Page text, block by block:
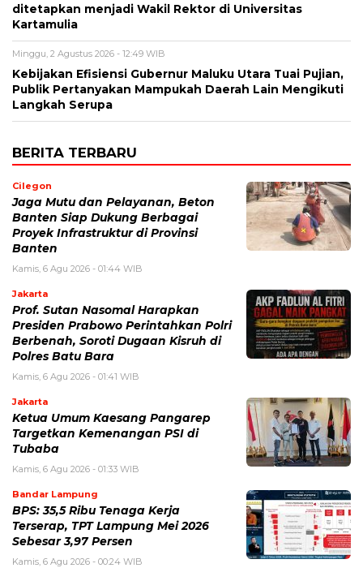
ditetapkan menjadi Wakil Rektor di Universitas
Kartamulia
Minggu, 2 Agustus 2026 - 12:49 WIB
Kebijakan Efisiensi Gubernur Maluku Utara Tuai Pujian,
Publik Pertanyakan Mampukah Daerah Lain Mengikuti
Langkah Serupa
BERITA TERBARU
Cilegon
Jaga Mutu dan Pelayanan, Beton
Banten Siap Dukung Berbagai
Proyek Infrastruktur di Provinsi
Banten
Kamis, 6 Agu 2026 - 01:44 WIB
Jakarta
Prof. Sutan Nasomal Harapkan
Presiden Prabowo Perintahkan Polri
Berbenah, Soroti Dugaan Kisruh di
Polres Batu Bara
Kamis, 6 Agu 2026 - 01:41 WIB
Jakarta
Ketua Umum Kaesang Pangarep
Targetkan Kemenangan PSI di
Tubaba
Kamis, 6 Agu 2026 - 01:33 WIB
Bandar Lampung
BPS: 35,5 Ribu Tenaga Kerja
Terserap, TPT Lampung Mei 2026
Sebesar 3,97 Persen
Kamis, 6 Agu 2026 - 00:24 WIB